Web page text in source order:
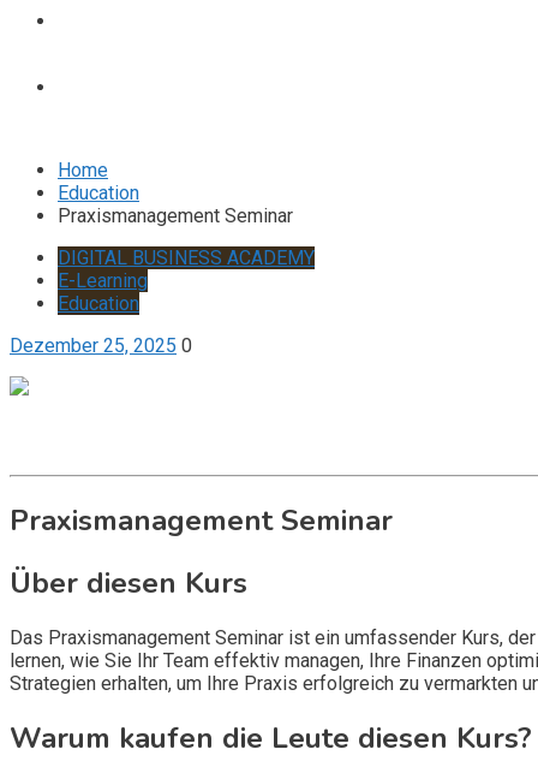
Home
Education
Praxismanagement Seminar
DIGITAL BUSINESS ACADEMY
E-Learning
Education
Dezember 25, 2025 0
Praxismanagement Seminar
Über diesen Kurs
Das Praxismanagement Seminar ist ein umfassender Kurs,
lernen, wie Sie Ihr Team effektiv managen, Ihre Finanzen
Strategien erhalten, um Ihre Praxis erfolgreich zu vermarkten
Warum kaufen die Leute diesen Kurs?